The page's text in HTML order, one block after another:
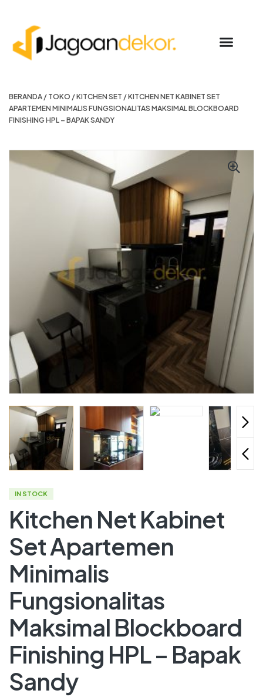
BERANDA / TOKO /KITCHEN SET / KITCHEN NET KABINET SET
APARTEMEN MINIMALIS FUNGSIONALITAS MAKSIMAL BLOCKBOARD
FINISHING HPL – BAPAK SANDY
-11%
IN STOCK
Kitchen Net Kabinet
Set Apartemen
Minimalis
Fungsionalitas
Maksimal Blockboard
Finishing HPL – Bapak
Sandy